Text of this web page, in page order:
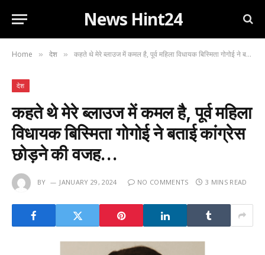
News Hint24
Home » देश » कहते थे मेरे ब्लाउज में कमल है, पूर्व महिला विधायक बिस्मिता गोगोई ने बताई कांग्रेस छोड़ने की वजह…
देश
कहते थे मेरे ब्लाउज में कमल है, पूर्व महिला
विधायक बिस्मिता गोगोई ने बताई कांग्रेस
छोड़ने की वजह…
BY JANUARY 29, 2024 NO COMMENTS 3 MINS READ